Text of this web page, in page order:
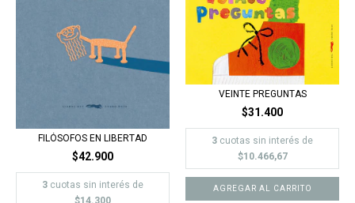
FILÓSOFOS EN LIBERTAD
$42.900
3 cuotas sin interés de
$14.300
VEINTE PREGUNTAS
$31.400
3 cuotas sin interés de
$10.466,67